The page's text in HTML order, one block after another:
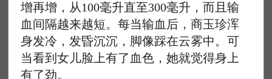
增再增，从100毫升直至300毫升，而且输
血间隔越来越短。每当输血后，商玉珍浑
身发冷，发昏沉沉，脚像踩在云雾中。可
当看到女儿脸上有了血色，她就觉得身上
有了劲。